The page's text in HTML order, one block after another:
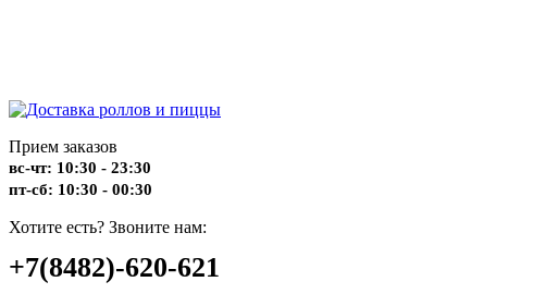
Прием заказов
вс-чт: 10:30 - 23:30
пт-сб: 10:30 - 00:30
Хотите есть? Звоните нам:
+7(8482)-620-621